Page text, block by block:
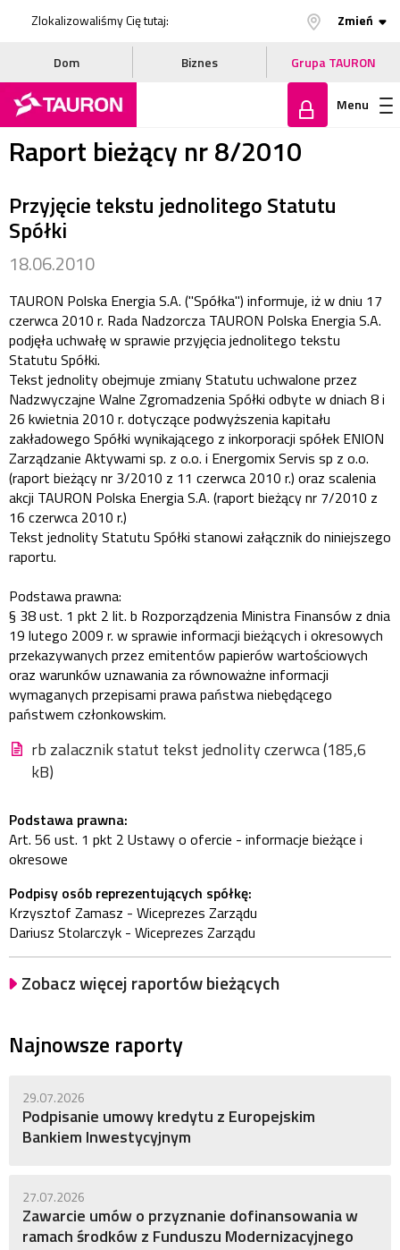
Zlokalizowaliśmy Cię tutaj: Zmień
Dom Biznes Grupa TAURON
Zaloguj
się
Menu
Raport bieżący nr 8/2010
Przyjęcie tekstu jednolitego Statutu
Spółki
18.06.2010
TAURON Polska Energia S.A. ("Spółka") informuje, iż w dniu 17
czerwca 2010 r. Rada Nadzorcza TAURON Polska Energia S.A.
podjęła uchwałę w sprawie przyjęcia jednolitego tekstu
Statutu Spółki.
Tekst jednolity obejmuje zmiany Statutu uchwalone przez
Nadzwyczajne Walne Zgromadzenia Spółki odbyte w dniach 8 i
26 kwietnia 2010 r. dotyczące podwyższenia kapitału
zakładowego Spółki wynikającego z inkorporacji spółek ENION
Zarządzanie Aktywami sp. z o.o. i Energomix Servis sp z o.o.
(raport bieżący nr 3/2010 z 11 czerwca 2010 r.) oraz scalenia
akcji TAURON Polska Energia S.A. (raport bieżący nr 7/2010 z
16 czerwca 2010 r.)
Tekst jednolity Statutu Spółki stanowi załącznik do niniejszego
raportu.
Podstawa prawna:
§ 38 ust. 1 pkt 2 lit. b Rozporządzenia Ministra Finansów z dnia
19 lutego 2009 r. w sprawie informacji bieżących i okresowych
przekazywanych przez emitentów papierów wartościowych
oraz warunków uznawania za równoważne informacji
wymaganych przepisami prawa państwa niebędącego
państwem członkowskim.
rb zalacznik statut tekst jednolity czerwca (185,6
kB)
Podstawa prawna:
Art. 56 ust. 1 pkt 2 Ustawy o ofercie - informacje bieżące i
okresowe
Podpisy osób reprezentujących spółkę:
Krzysztof Zamasz - Wiceprezes Zarządu
Dariusz Stolarczyk - Wiceprezes Zarządu
Zobacz więcej raportów bieżących
Najnowsze raporty
29.07.2026
Podpisanie umowy kredytu z Europejskim
Bankiem Inwestycyjnym
27.07.2026
Zawarcie umów o przyznanie dofinansowania w
ramach środków z Funduszu Modernizacyjnego